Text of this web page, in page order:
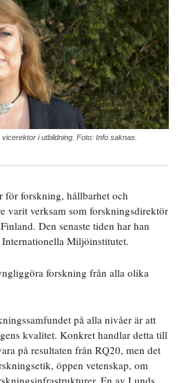
i utbildning. Foto: Info saknas.
för forskning, hållbarhet och
varit verksam som forskningsdirektör
Den senaste tiden har han
Miljöinstitutet.
forskning från alla olika
på alla nivåer är att
kvalitet. Konkret handlar detta till
på resultaten från RQ20, men det
öppen vetenskap, om